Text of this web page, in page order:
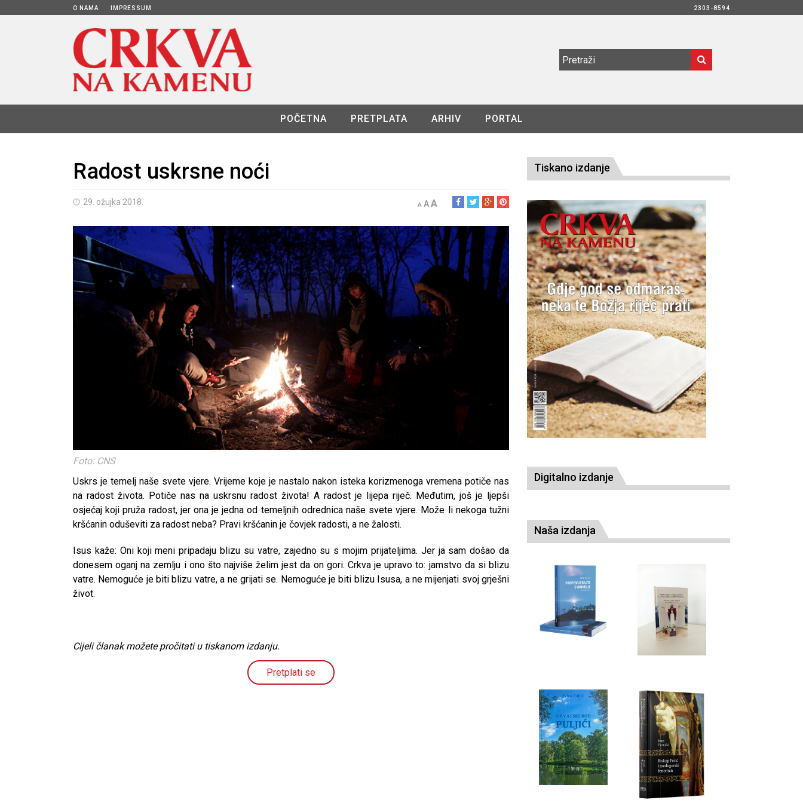
O NAMA IMPRESSUM 2303-8594
POČETNA PRETPLATA ARHIV PORTAL
Radost uskrsne noći
29. ožujka 2018. A AA
Foto: CNS
Uskrs je temelj naše svete vjere. Vrijeme koje je nastalo nakon isteka korizmenoga vremena potiče nas
na radost života. Potiče nas na uskrsnu radost života! A radost je lijepa riječ. Međutim, još je ljepši
osjećaj koji pruža radost, jer ona je jedna od temeljnih odrednica naše svete vjere. Može li nekoga tužni
kršćanin oduševiti za radost neba? Pravi kršćanin je čovjek radosti, a ne žalosti.
Isus kaže: Oni koji meni pripadaju blizu su vatre, zajedno su s mojim prijateljima. Jer ja sam došao da
donesem oganj na zemlju i ono što najviše želim jest da on gori. Crkva je upravo to: jamstvo da si blizu
vatre. Nemoguće je biti blizu vatre, a ne grijati se. Nemoguće je biti blizu Isusa, a ne mijenjati svoj grješni
život.
Cijeli članak možete pročitati u tiskanom izdanju.
Pretplati se
Tiskano izdanje
Digitalno izdanje
Naša izdanja